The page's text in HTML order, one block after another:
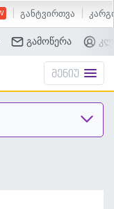
განტვირთვა
გამოწერა
მენიუ